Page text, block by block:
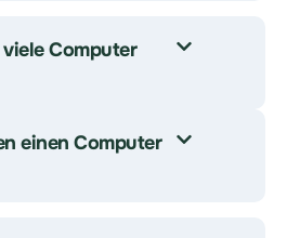
Computer
einen Computer